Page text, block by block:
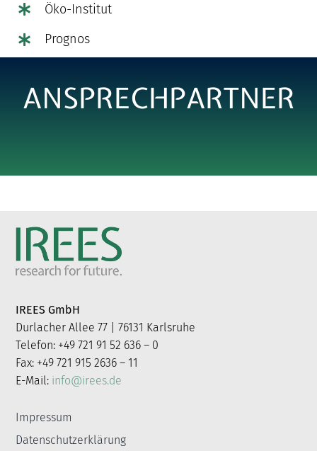
Öko-Institut
Prognos
ANSPRECHPARTNER
IREES GmbH
Durlacher Allee 77 | 76131 Karlsruhe
Telefon: +49 721 91 52 636 – 0
Fax: +49 721 915 2636 – 11
E-Mail: info@irees.de
Impressum
Datenschutzerklärung